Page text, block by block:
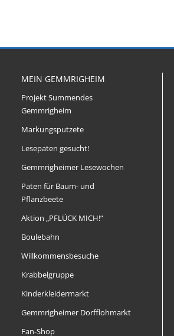
MEIN GEMMRIGHEIM
Projekt Summendes
Gemmrigheim
Markungsputzete
Lesepaten gesucht!
Gemmrigheimer Lesewochen
Paten für Baum- und
Pflanzbeete
Aktion „PFLÜCK MICH!“
Boulebahn
Willkommensbesuche
Krabbelgruppe
Kinderkleidermarkt
Gemmrigheimer Dorfflohmarkt
Fan-Shop